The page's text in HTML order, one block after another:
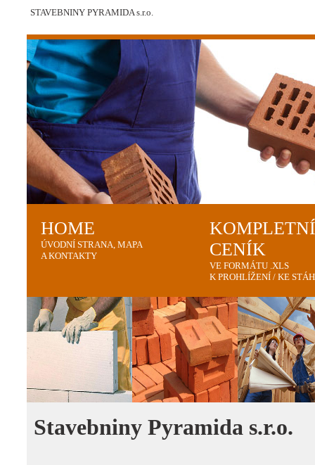
STAVEBNINY PYRAMIDA s.r.o.
HOME
ÚVODNÍ STRANA, MAPA
A KONTAKTY
KOMPLETNÍ
CENÍK
VE FORMÁTU .XLS
K PROHLÍŽENÍ / KE
Stavebniny Pyramida s.r.o.